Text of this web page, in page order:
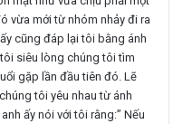
vừa mới từ nhóm nhảy đi ra
cũng đáp lại tôi bằng ánh
siêu lòng chúng tôi tìm
gặp lần đầu tiên đó. Lẽ
tôi yêu nhau từ ánh
ấy nói với tôi rằng:” Nếu